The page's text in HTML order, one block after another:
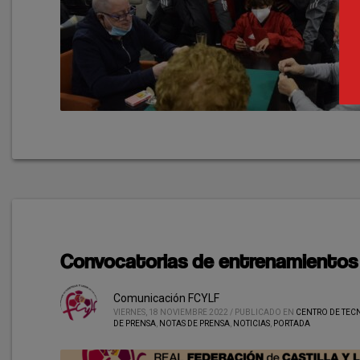
Convocatorias de entrenamientos
Comunicación FCYLF
VIERNES, 18 NOVIEMBRE 2022 / PUBLICADO EN CENTRO DE
DE PRENSA NOTAS DE PRENSA NOTICIAS PORTADA